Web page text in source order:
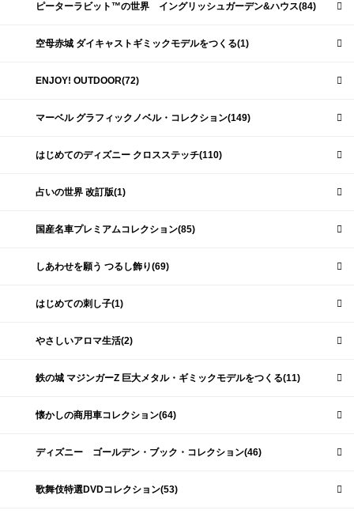
ピーターラビット™の世界 イングリッシュガーデン&ハウス(84)
空母赤城 ダイキャストギミックモデルをつくる(1)
ENJOY! OUTDOOR(72)
マーベル グラフィックノベル・コレクション(149)
はじめてのディズニー クロスステッチ(110)
占いの世界 改訂版(1)
国産名車プレミアムコレクション(85)
しあわせを願う つるし飾り(69)
はじめての刺し子(1)
やさしいアロマ生活(2)
鉄の城 マジンガーZ 巨大メタル・ギミックモデルをつくる(11)
懐かしの商用車コレクション(64)
ディズニー ゴールデン・ブック・コレクション(46)
歌舞伎特選DVDコレクション(53)